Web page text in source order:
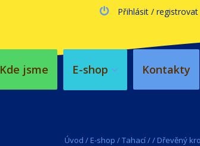
Přihlásit / registrovat
Kde jsme E-shop Kontakty
Úvod / E-shop /Tahací// Dřevěný